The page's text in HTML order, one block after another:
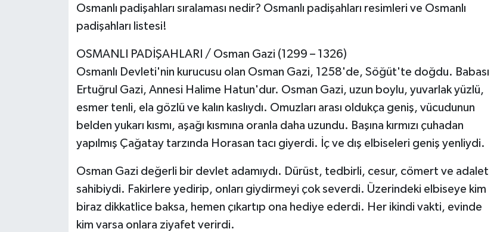
Osmanlı padişahları sıralaması nedir? Osmanlı padişahları resimleri ve Osmanlı
padişahları listesi!
OSMANLI PADİŞAHLARI / Osman Gazi (1299 – 1326)
Osmanlı Devleti'nin kurucusu olan Osman Gazi, 1258'de, Söğüt'te doğdu. Babası
Ertuğrul Gazi, Annesi Halime Hatun'dur. Osman Gazi, uzun boylu, yuvarlak yüzlü,
esmer tenli, ela gözlü ve kalın kaslıydı. Omuzları arası oldukça geniş, vücudunun
belden yukarı kısmı, aşağı kısmına oranla daha uzundu. Başına kırmızı çuhadan
yapılmış Çağatay tarzında Horasan tacı giyerdi. İç ve dış elbiseleri geniş yenliydi.
Osman Gazi değerli bir devlet adamıydı. Dürüst, tedbirli, cesur, cömert ve adalet
sahibiydi. Fakirlere yedirip, onları giydirmeyi çok severdi. Üzerindeki elbiseye kim
biraz dikkatlice baksa, hemen çıkartıp ona hediye ederdi. Her ikindi vakti, evinde
kim varsa onlara ziyafet verirdi.
HEDEF2020